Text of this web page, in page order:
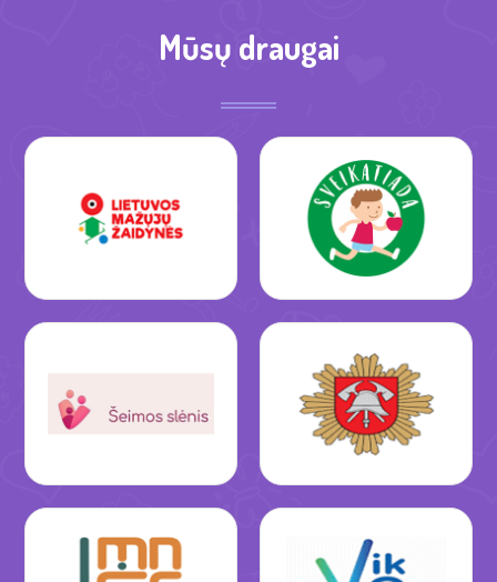
Mūsų draugai